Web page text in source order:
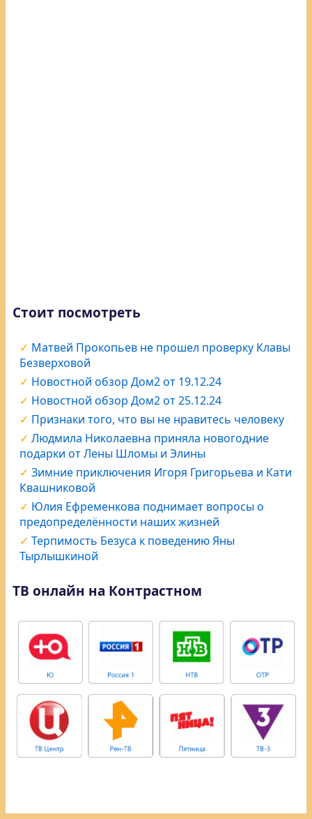
Стоит посмотреть
Матвей Прокопьев не прошел проверку Клавы
Безверховой
Новостной обзор Дом2 от 19.12.24
Новостной обзор Дом2 от 25.12.24
Признаки того, что вы не нравитесь человеку
Людмила Николаевна приняла новогодние
подарки от Лены Шломы и Элины
Зимние приключения Игоря Григорьева и Кати
Квашниковой
Юлия Ефременкова поднимает вопросы о
предопределённости наших жизней
Терпимость Безуса к поведению Яны
Тырлышкиной
ТВ онлайн на Контрастном